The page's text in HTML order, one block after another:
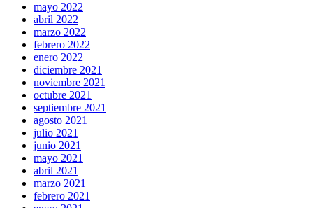
mayo 2022
abril 2022
marzo 2022
febrero 2022
enero 2022
diciembre 2021
noviembre 2021
octubre 2021
septiembre 2021
agosto 2021
julio 2021
junio 2021
mayo 2021
abril 2021
marzo 2021
febrero 2021